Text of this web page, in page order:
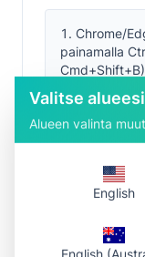
Chrome/
painamalla
ja valitse
osoitteeksi.
Firefox:
sijaintikenttään.
Safari:
koodi
Valitse alueesi
Alueen valinta
English
English